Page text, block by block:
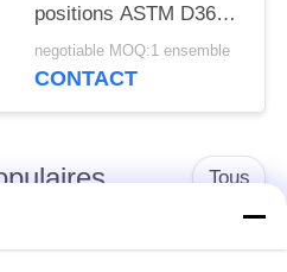
positions ASTM D3654
30pcs
negotiable MOQ:1 ensemble
CONTACT
Tous
Machine d'essai